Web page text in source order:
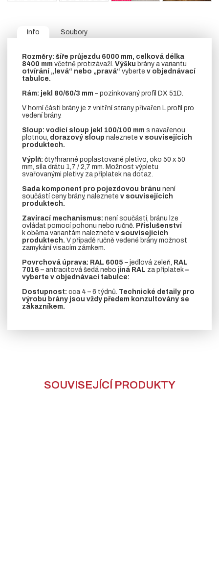
Info Soubory
Rozměry: šíře průjezdu 6000 mm, celková délka
8400 mm včetně protizávaží. Výšku brány a variantu
otvírání „levá“ nebo „pravá“ vyberte v objednávací
tabulce.
Rám: jekl 80/60/3 mm – pozinkovaný profil DX 51D.
V horní části brány je z vnitřní strany přivařen L profil pro
vedení brány.
Sloup: vodící sloup jekl 100/100 mm s navařenou
plotnou, dorazový sloup naleznete v souvisejících
produktech.
Výplň: čtyřhranné poplastované pletivo, oko 50 x 50
mm, síla drátu 1,7 / 2,7 mm. Možnost výpletu
svařovanými pletivy za příplatek na dotaz.
Sada komponent pro pojezdovou bránu není
součástí ceny brány, naleznete v souvisejících
produktech.
Zavírací mechanismus: není součástí, bránu lze
ovládat pomocí pohonu nebo ručně. Příslušenství
k oběma variantám naleznete v souvisejících
produktech. V případě ručně vedené brány možnost
zamykání visacím zámkem.
Povrchová úprava: RAL 6005 – jedlová zeleň, RAL
7016 – antracitová šedá nebo jiná RAL za příplatek –
vyberte v objednávací tabulce:
Dostupnost: cca 4 – 6 týdnů. Technické detaily pro
výrobu brány jsou vždy předem konzultovány se
zákazníkem.
SOUVISEJÍCÍ PRODUKTY